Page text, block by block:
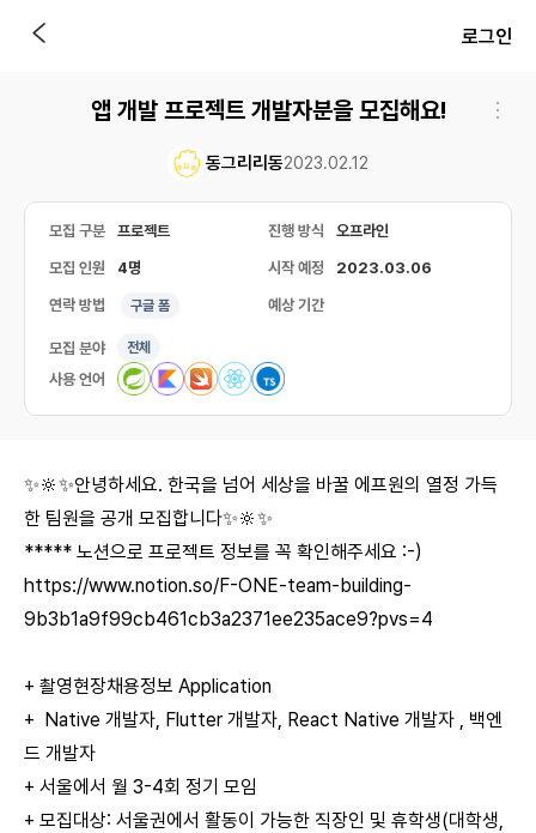
로그인
앱 개발 프로젝트 개발자분을 모집해요!
동그리리동2023.02.12
모집 구분 프로젝트 진행 방식 오프라인
모집 인원 4명 시작 예정 2023.03.06
연락 방법 구글 폼 예상 기간
모집 분야 전체
사용 언어
✨🔆✨안녕하세요. 한국을 넘어 세상을 바꿀 에프원의 열정 가득
한 팀원을 공개 모집합니다✨🔆✨
***** 노션으로 프로젝트 정보를 꼭 확인해주세요 :-)
https://www.notion.so/F-ONE-team-building-
9b3b1a9f99cb461cb3a2371ee235ace9?pvs=4
+ 촬영현장채용정보 Application
+ Native 개발자, Flutter 개발자, React Native 개발자 , 백엔
드 개발자
+ 서울에서 월 3-4회 정기 모임
+ 모집대상: 서울권에서 활동이 가능한 직장인 및 휴학생(대학생,